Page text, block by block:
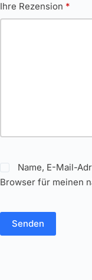
Ihre Rezension *
Name, E-Mail-
Browser für meinen
Senden